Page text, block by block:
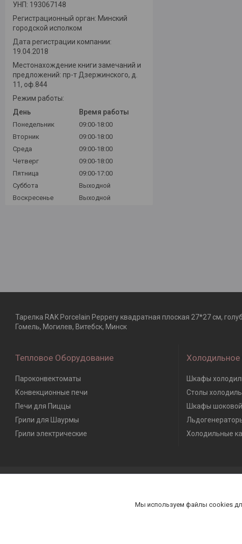
УНП: 193067148
Регистрационный орган: Минский
городской исполком
Дата регистрации компании:
19.04.2018
Местонахождение книги замечаний и
предложений: пр-т Дзержинского, д.
11, оф.844
Режим работы:
День
Время работы
Понедельник
09:00-18:00
Вторник
09:00-18:00
Среда
09:00-18:00
Четверг
09:00-18:00
Пятница
09:00-17:00
Суббота
Выходной
Воскресенье
Выходной
Тарелка RAK Porcelain Peppery квадратная плоская 27*27 см,
Гомель, Могилев, Витебск, Минск
Тепловое Оборудование
Пароконвектоматы
Конвекционные печи
Печи для Пиццы
Грили для Шаурмы
Грили электрические
Шкафы
Столы
Шкафы
Холодильные
Мы используем файлы cookies